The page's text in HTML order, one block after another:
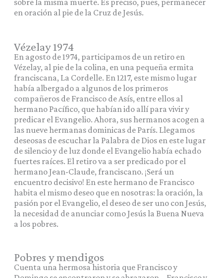
sobre la misma muerte. Es preciso, pues, permanecer
en oración al pie de la Cruz de Jesús.
Vézelay 1974
En agosto de 1974, participamos de un retiro en
Vézelay, al pie de la colina, en una pequeña ermita
franciscana, La Cordelle. En 1217, este mismo lugar
había albergado a algunos de los primeros
compañeros de Francisco de Asís, entre ellos al
hermano Pacífico, que habían ido allí para vivir y
predicar el Evangelio. Ahora, sus hermanos acogen a
las nueve hermanas dominicas de París. Llegamos
deseosas de escuchar la Palabra de Dios en este lugar
de silencio y de luz donde el Evangelio había echado
fuertes raíces. El retiro va a ser predicado por el
hermano Jean-Claude, franciscano. ¡Será un
encuentro decisivo! En este hermano de Francisco
habita el mismo deseo que en nosotras: la oración, la
pasión por el Evangelio, el deseo de ser uno con Jesús,
la necesidad de anunciar como Jesús la Buena Nueva
a los pobres.
Pobres y mendigos
Cuenta una hermosa historia que Francisco y